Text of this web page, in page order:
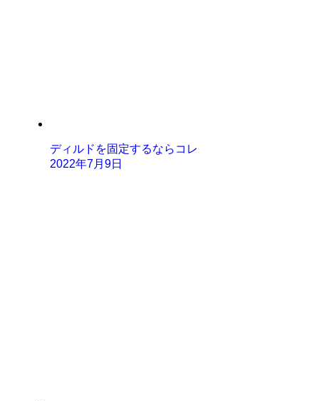
ディルドを固定するならコレ
2022年7月9日